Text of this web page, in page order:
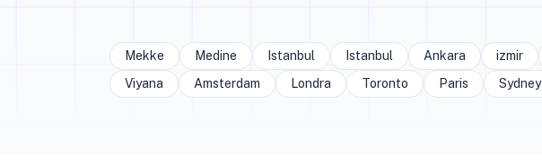
Mekke Medine Istanbul Istanbul Ankara izmir
Viyana
Amsterdam Londra Toronto Paris Sydney